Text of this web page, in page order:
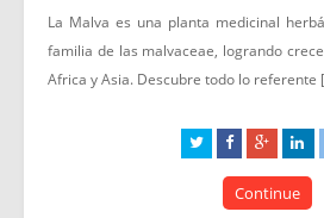
La Malva es una planta medicinal
familia de las malvaceae, logrando
Africa y Asia. Descubre todo lo referente
Continue